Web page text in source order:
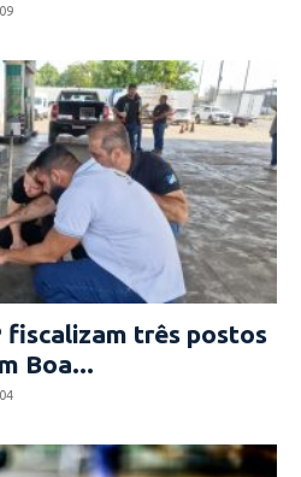
fiscalizam três postos
Boa...